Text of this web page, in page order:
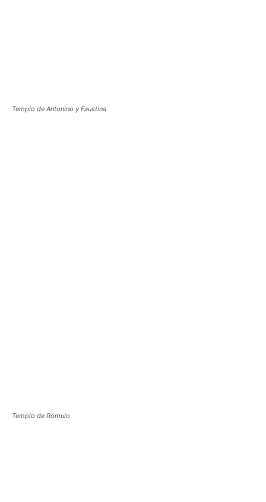
Templo de Antonino y Faustina
Templo de Rómulo